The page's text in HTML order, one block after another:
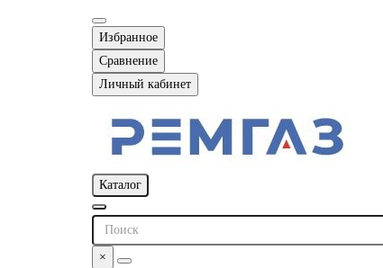
Избранное
Сравнение
Личный кабинет
Каталог
×